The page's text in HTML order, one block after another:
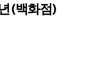
(백화점)